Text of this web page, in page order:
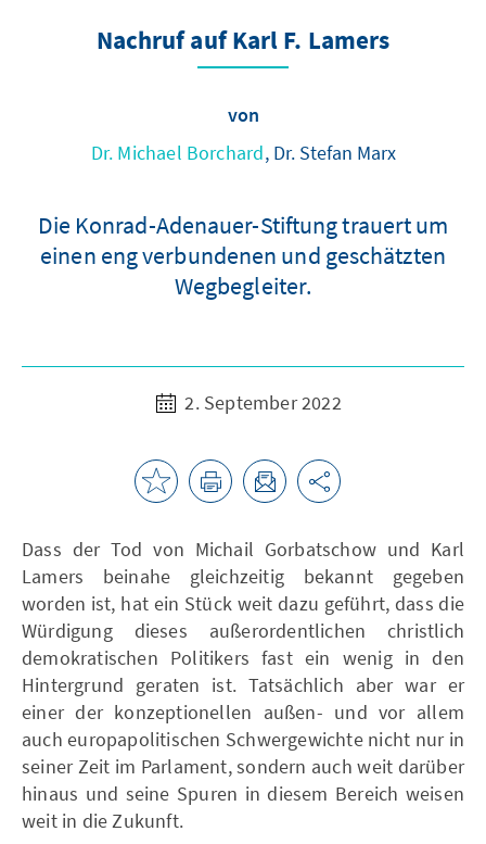
Nachruf auf Karl F. Lamers
von
Dr. Michael Borchard, Dr. Stefan Marx
Die Konrad-Adenauer-Stiftung trauert um
einen eng verbundenen und geschätzten
Wegbegleiter.
2. September 2022
Dass der Tod von Michail Gorbatschow und Karl
Lamers beinahe gleichzeitig bekannt gegeben
worden ist, hat ein Stück weit dazu geführt, dass die
Würdigung dieses außerordentlichen christlich
demokratischen Politikers fast ein wenig in den
Hintergrund geraten ist. Tatsächlich aber war er
einer der konzeptionellen außen- und vor allem
auch europapolitischen Schwergewichte nicht nur in
seiner Zeit im Parlament, sondern auch weit darüber
hinaus und seine Spuren in diesem Bereich weisen
weit in die Zukunft.